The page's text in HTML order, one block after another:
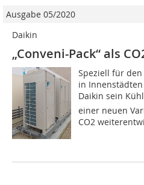
Ausgabe 05/2020
Daikin
„Conveni-Pack“ als
Speziell für
in
Daikin sein
einer neuen
CO2